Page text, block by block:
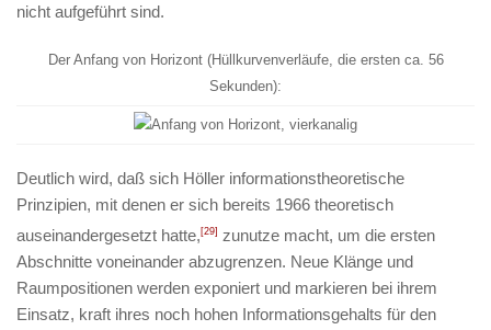
nicht aufgeführt sind.
Der Anfang von Horizont(Hüllkurvenverläufe, die ersten ca. 56
Sekunden):
Deutlich wird, daß sich Höller informationstheoretische
Prinzipien, mit denen er sich bereits 1966 theoretisch
auseinandergesetzt hatte, [29]
zunutze macht, um die ersten
Abschnitte voneinander abzugrenzen. Neue Klänge und
Raumpositionen werden exponiert und markieren bei ihrem
Einsatz, kraft ihres noch hohen Informationsgehalts für den